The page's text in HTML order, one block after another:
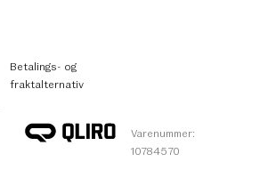
Betalings- og
fraktalternativ
Varenummer:
10784570